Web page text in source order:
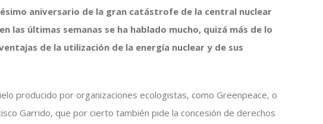
aniversario de la gran catástrofe de la central nuclear
las últimas semanas se ha hablado mucho, quizá más de lo
de la utilización de la energía nuclear y de sus
producido por organizaciones ecologistas, como Greenpeace, o
Garrido, que por cierto también pide la concesión de derechos